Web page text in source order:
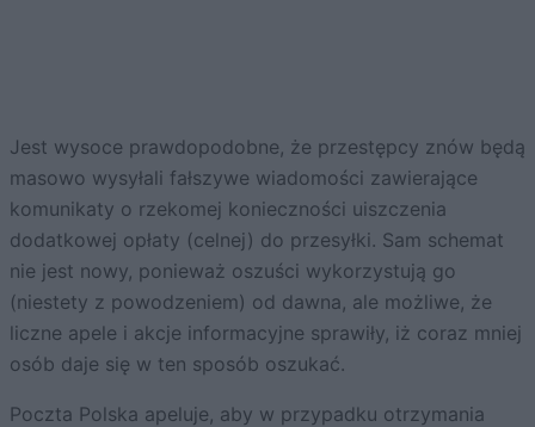
Jest wysoce prawdopodobne, że przestępcy znów będą
masowo wysyłali fałszywe wiadomości zawierające
komunikaty o rzekomej konieczności uiszczenia
dodatkowej opłaty (celnej) do przesyłki. Sam schemat
nie jest nowy, ponieważ oszuści wykorzystują go
(niestety z powodzeniem) od dawna, ale możliwe, że
liczne apele i akcje informacyjne sprawiły, iż coraz mniej
osób daje się w ten sposób oszukać.
Poczta Polska apeluje, aby w przypadku otrzymania